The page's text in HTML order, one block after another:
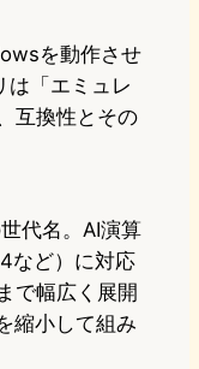
を動作させ
は「エミュレ
互換性とその
代名。AI演算
など）に対応
で幅広く展開
縮小して組み